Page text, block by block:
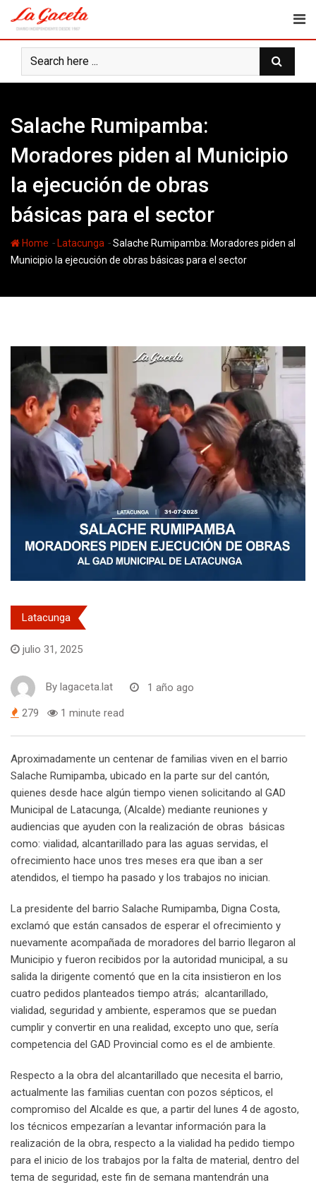
content
Salache Rumipamba:
Moradores piden al Municipio
la ejecución de obras
básicas para el sector
Home - Latacunga -Salache Rumipamba: Moradores piden al
Municipio la ejecución de obras básicas para el sector
Latacunga
julio 31, 2025
By lagaceta.lat 1 año ago
279 1 minute read
Aproximadamente un centenar de familias viven en el barrio
Salache Rumipamba, ubicado en la parte sur del cantón,
quienes desde hace algún tiempo vienen solicitando al GAD
Municipal de Latacunga, (Alcalde) mediante reuniones y
audiencias que ayuden con la realización de obras básicas
como: vialidad, alcantarillado para las aguas servidas, el
ofrecimiento hace unos tres meses era que iban a ser
atendidos, el tiempo ha pasado y los trabajos no inician.
La presidente del barrio Salache Rumipamba, Digna Costa,
exclamó que están cansados de esperar el ofrecimiento y
nuevamente acompañada de moradores del barrio llegaron al
Municipio y fueron recibidos por la autoridad municipal, a su
salida la dirigente comentó que en la cita insistieron en los
cuatro pedidos planteados tiempo atrás; alcantarillado,
vialidad, seguridad y ambiente, esperamos que se puedan
cumplir y convertir en una realidad, excepto uno que, sería
competencia del GAD Provincial como es el de ambiente.
Respecto a la obra del alcantarillado que necesita el barrio,
actualmente las familias cuentan con pozos sépticos, el
compromiso del Alcalde es que, a partir del lunes 4 de agosto,
los técnicos empezarían a levantar información para la
realización de la obra, respecto a la vialidad ha pedido tiempo
para el inicio de los trabajos por la falta de material, dentro del
tema de seguridad, este fin de semana mantendrán una